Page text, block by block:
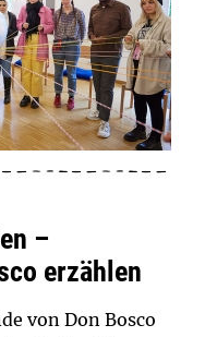
–
erzählen
von Don Bosco